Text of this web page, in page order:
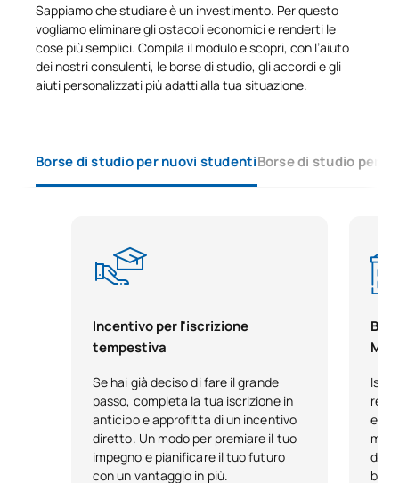
Sappiamo che studiare è un investimento. Per questo
vogliamo eliminare gli ostacoli economici e renderti le
cose più semplici. Compila il modulo e scopri, con l’aiuto
dei nostri consulenti, le borse di studio, gli accordi e gli
aiuti personalizzati più adatti alla tua situazione.
Borse di studio per nuovi studentiBorse di studio per
Incentivo per l'iscrizione
tempestiva
Se hai già deciso di fare il grande
passo, completa la tua iscrizione in
anticipo e approfitta di un incentivo
diretto. Un modo per premiare il tuo
impegno e pianificare il tuo futuro
con un vantaggio in più.